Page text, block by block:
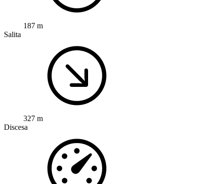
187 m
Salita
327 m
Discesa